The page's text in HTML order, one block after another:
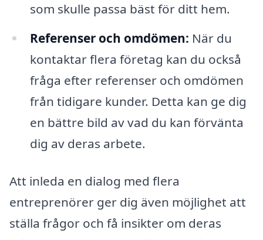
som skulle passa bäst för ditt hem.
Referenser och omdömen: När du
kontaktar flera företag kan du också
fråga efter referenser och omdömen
från tidigare kunder. Detta kan ge dig
en bättre bild av vad du kan förvänta
dig av deras arbete.
Att inleda en dialog med flera
entreprenörer ger dig även möjlighet att
ställa frågor och få insikter om deras